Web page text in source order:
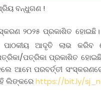
ବନ୍ଧୁଗଣ !
୨୦୨୫ ପ୍ରକାଶିତ
ଆଦୃତି ଲାଭ କରିବ
ପତ୍ରିକା ପ୍ରକାଶିତ
ଆମେ ପରବର୍ତ୍ତୀ
ଲିଙ୍କରେhttps://bit.ly/